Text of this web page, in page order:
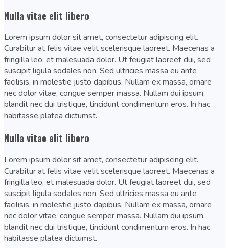
Nulla vitae elit libero
Lorem ipsum dolor sit amet, consectetur adipiscing elit.
Curabitur at felis vitae velit scelerisque laoreet. Maecenas a
fringilla leo, et malesuada dolor. Ut feugiat laoreet dui, sed
suscipit ligula sodales non. Sed ultricies massa eu ante
facilisis, in molestie justo dapibus. Nullam ex massa, ornare
nec dolor vitae, congue semper massa. Nullam dui ipsum,
blandit nec dui tristique, tincidunt condimentum eros. In hac
habitasse platea dictumst.
Nulla vitae elit libero
Lorem ipsum dolor sit amet, consectetur adipiscing elit.
Curabitur at felis vitae velit scelerisque laoreet. Maecenas a
fringilla leo, et malesuada dolor. Ut feugiat laoreet dui, sed
suscipit ligula sodales non. Sed ultricies massa eu ante
facilisis, in molestie justo dapibus. Nullam ex massa, ornare
nec dolor vitae, congue semper massa. Nullam dui ipsum,
blandit nec dui tristique, tincidunt condimentum eros. In hac
habitasse platea dictumst.